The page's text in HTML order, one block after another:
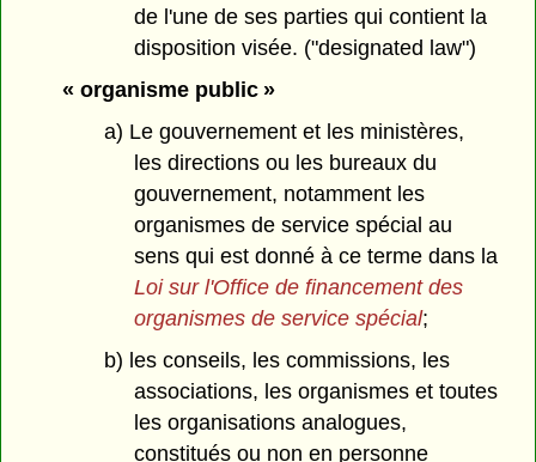
de l'une de ses parties qui contient la
disposition visée. ("designated law")
« organisme public »
a) Le gouvernement et les ministères,
les directions ou les bureaux du
gouvernement, notamment les
organismes de service spécial au
sens qui est donné à ce terme dans la
Loi sur l'Office de financement des
organismes de service spécial;
b) les conseils, les commissions, les
associations, les organismes et toutes
les organisations analogues,
constitués ou non en personne